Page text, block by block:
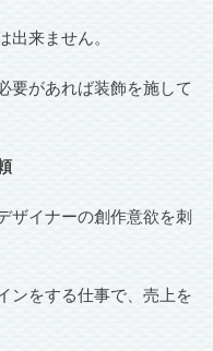
来ません。
要があれば装飾を施して
ザイナーの創作意欲を刺
ンをする仕事で、売上を